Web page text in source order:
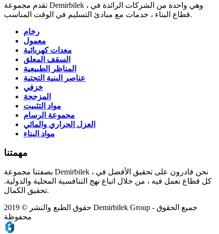
تقدم مجموعة Demirbilek ، وهي واحدة من الشركات الرائدة في
قطاع البناء ، خدمات مع مبادئ التسليم في الوقت المناسب.
رخام
معمول
معدات كهربائية
السقف المعلق
المناظر الطبيعية
عناصر البنية التحتية
خزفي
المزججة
مواد التثبيت
مجموعة الرسام
العزل الحراري والمائي
مواد البناء
مهمتنا
بصفتنا مجموعة Demirbilek ، نحن قادرون على تحقيق الأفضل في
كل قطاع نعمل فيه ، من خلال اتباع نهج التنافسية المحلية والدولية.
تحقيق الكمال.
حقوق الطبع والنشر © 2019 Demirbilek Group - جميع الحقوق
محفوظة